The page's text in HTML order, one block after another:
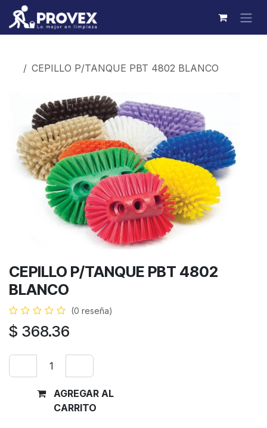
Ir al contenido
CEPILLO P/TANQUE PBT 4802 BLANCO
CEPILLO P/TANQUE PBT 4802
BLANCO
(0 reseña)
$ 368.36
AGREGAR AL
CARRITO